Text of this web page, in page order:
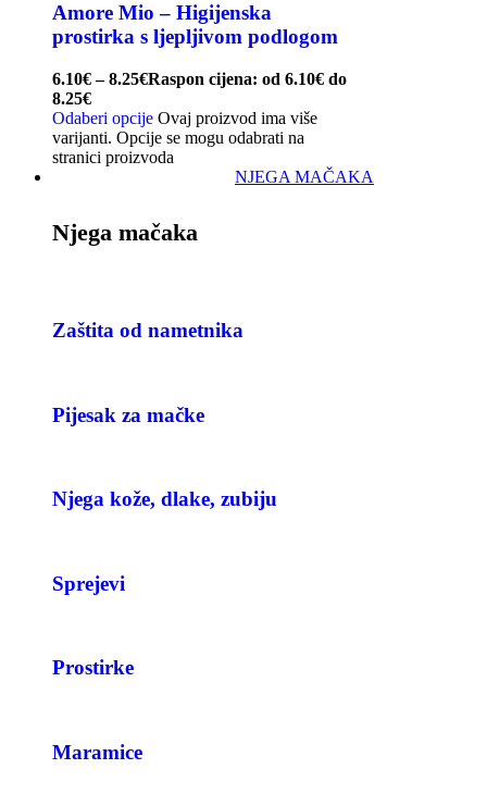
Amore Mio – Higijenska
prostirka s ljepljivom podlogom
6.10€ – 8.25€Raspon cijena: od 6.10€ do
8.25€
Odaberi opcije Ovaj proizvod ima više
varijanti. Opcije se mogu odabrati na
stranici proizvoda
NJEGA MAČAKA
Njega mačaka
Zaštita od nametnika
Pijesak za mačke
Njega kože, dlake, zubiju
Sprejevi
Prostirke
Maramice